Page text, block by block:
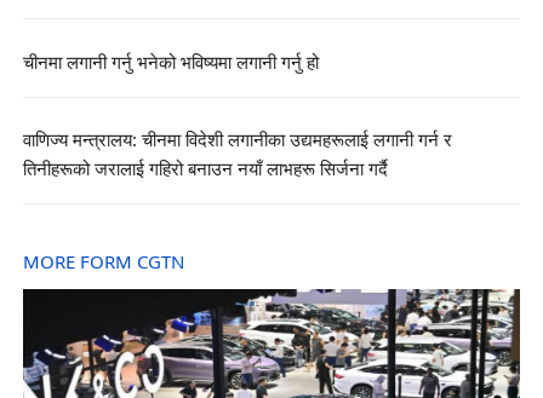
चीनमा लगानी गर्नु भनेको भविष्यमा लगानी गर्नु हो
वाणिज्य मन्त्रालय: चीनमा विदेशी लगानीका उद्यमहरूलाई लगानी गर्न र
तिनीहरूको जरालाई गहिरो बनाउन नयाँ लाभहरू सिर्जना गर्दै
MORE FORM CGTN